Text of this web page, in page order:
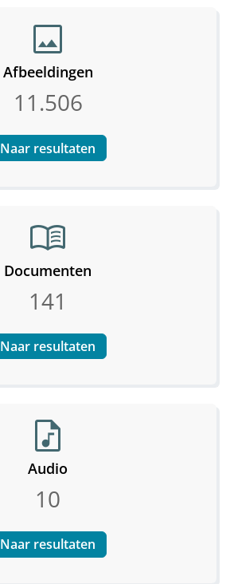
image
Afbeeldingen
11.506
Naar resultaten
menu_book
Documenten
141
Naar resultaten
audio_file
Audio
10
Naar resultaten